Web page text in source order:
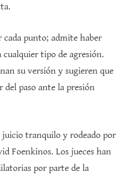
punto; admite haber
cualquier tipo de agresión.
su versión y sugieren que
paso ante la presión
juicio tranquilo y rodeado por
Foenkinos. Los jueces han
por parte de la